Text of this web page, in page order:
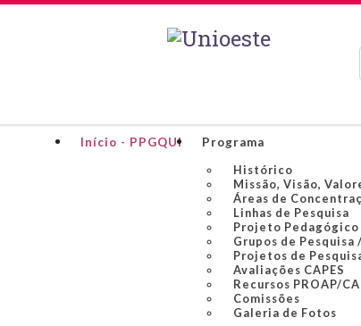
Início - PPGQUI
Programa
Histórico
Missão, Visão,
Áreas de
Linhas de Pesquisa
Projeto Pedagógico
Grupos de Pesquisa
Projetos de
Avaliações CAPES
Recursos PROAP/
Comissões
Galeria de Fotos